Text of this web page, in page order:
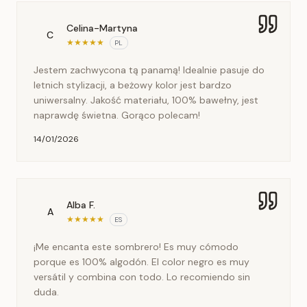
C
Celina-Martyna
★★★★★ PL
Jestem zachwycona tą panamą! Idealnie pasuje do
letnich stylizacji, a beżowy kolor jest bardzo
uniwersalny. Jakość materiału, 100% bawełny, jest
naprawdę świetna. Gorąco polecam!
14/01/2026
A
Alba F.
★★★★★ ES
¡Me encanta este sombrero! Es muy cómodo
porque es 100% algodón. El color negro es muy
versátil y combina con todo. Lo recomiendo sin
duda.